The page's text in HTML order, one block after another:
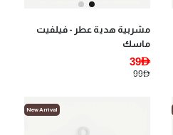
مشربية هدية عطر - فيلفيت
ماسك
39AED
99AED
New Arrival